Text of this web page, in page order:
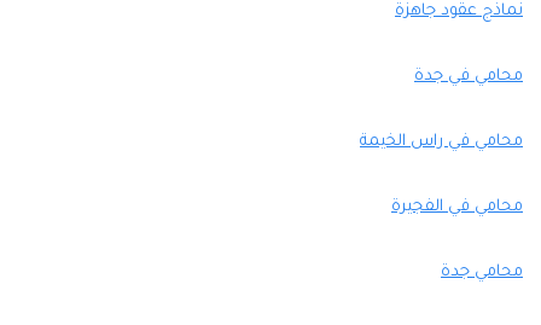
نماذج عقود جاهزة
محامي في جدة
محامي في راس الخيمة
محامي في الفجيرة
محامي جدة